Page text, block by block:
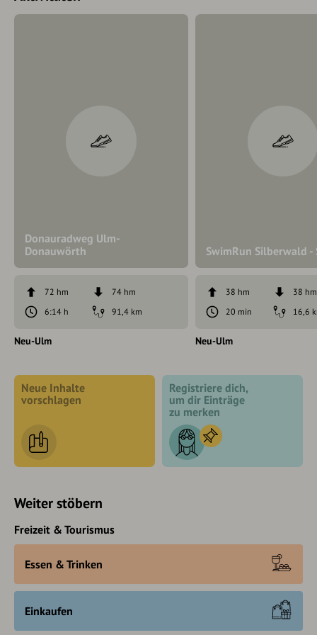
Donauradweg Ulm-
Donauwörth
72 hm
74 hm
6:14 h
91,4 km
Neu-Ulm
SwimRun Silberwald -
38 hm
38 hm
20 min
16,6
Neu-Ulm
Neue Inhalte
vorschlagen
Registriere dich,
um dir Einträge
zu merken
Weiter stöbern
Freizeit & Tourismus
Essen & Trinken
Einkaufen